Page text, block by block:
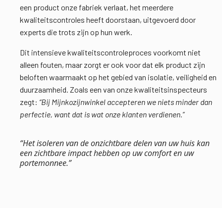
een product onze fabriek verlaat, het meerdere
kwaliteitscontroles heeft doorstaan, uitgevoerd door
experts die trots zijn op hun werk.
Dit intensieve kwaliteitscontroleproces voorkomt niet
alleen fouten, maar zorgt er ook voor dat elk product zijn
beloften waarmaakt op het gebied van isolatie, veiligheid en
duurzaamheid. Zoals een van onze kwaliteitsinspecteurs
zegt: “Bij Mijnkozijnwinkel accepteren we niets minder dan
perfectie, want dat is wat onze klanten verdienen.”
“Het isoleren van de onzichtbare delen van uw huis kan
een zichtbare impact hebben op uw comfort en uw
portemonnee.”